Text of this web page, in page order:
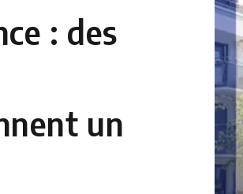
: des
un